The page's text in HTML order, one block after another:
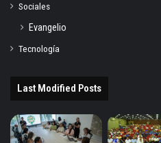
Sociales
Evangelio
Tecnología
Last Modified Posts